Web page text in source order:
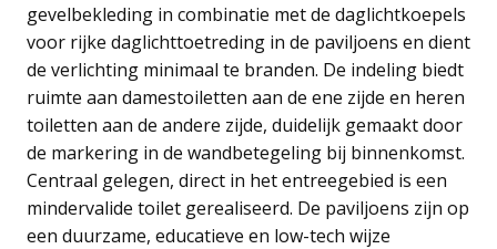
gevelbekleding in combinatie met de daglichtkoepels
voor rijke daglichttoetreding in de paviljoens en dient
de verlichting minimaal te branden. De indeling biedt
ruimte aan damestoiletten aan de ene zijde en heren
toiletten aan de andere zijde, duidelijk gemaakt door
de markering in de wandbetegeling bij binnenkomst.
Centraal gelegen, direct in het entreegebied is een
mindervalide toilet gerealiseerd. De paviljoens zijn op
een duurzame, educatieve en low-tech wijze